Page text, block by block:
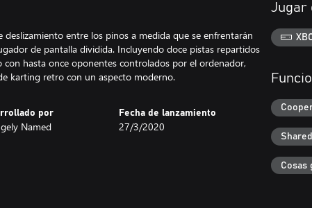
entre los pinos a medida que se enfrentarán
de pantalla dividida. Incluyendo doce pistas repartidos
hasta once oponentes controlados por el ordenador,
karting retro con un aspecto moderno.
por
Named
Fecha de lanzamiento
27/3/2020
Jugar
Cosas